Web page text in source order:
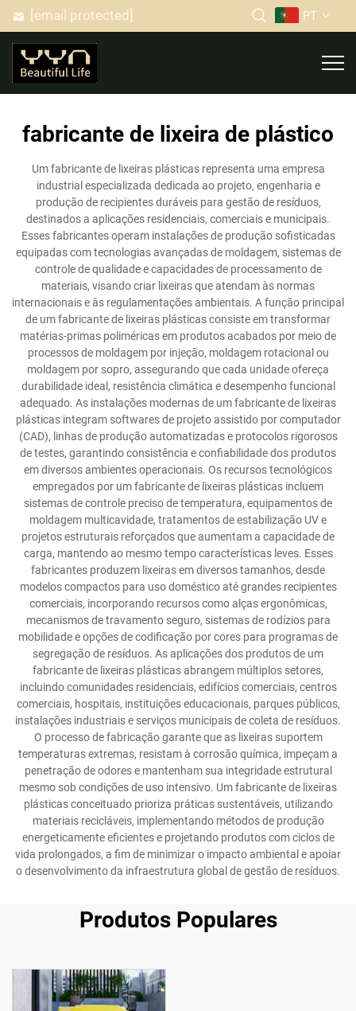
[email protected] PT
fabricante de lixeira de plástico
Um fabricante de lixeiras plásticas representa uma empresa
industrial especializada dedicada ao projeto, engenharia e
produção de recipientes duráveis para gestão de resíduos,
destinados a aplicações residenciais, comerciais e municipais.
Esses fabricantes operam instalações de produção sofisticadas
equipadas com tecnologias avançadas de moldagem, sistemas de
controle de qualidade e capacidades de processamento de
materiais, visando criar lixeiras que atendam às normas
internacionais e às regulamentações ambientais. A função principal
de um fabricante de lixeiras plásticas consiste em transformar
matérias-primas poliméricas em produtos acabados por meio de
processos de moldagem por injeção, moldagem rotacional ou
moldagem por sopro, assegurando que cada unidade ofereça
durabilidade ideal, resistência climática e desempenho funcional
adequado. As instalações modernas de um fabricante de lixeiras
plásticas integram softwares de projeto assistido por computador
(CAD), linhas de produção automatizadas e protocolos rigorosos
de testes, garantindo consistência e confiabilidade dos produtos
em diversos ambientes operacionais. Os recursos tecnológicos
empregados por um fabricante de lixeiras plásticas incluem
sistemas de controle preciso de temperatura, equipamentos de
moldagem multicavidade, tratamentos de estabilização UV e
projetos estruturais reforçados que aumentam a capacidade de
carga, mantendo ao mesmo tempo características leves. Esses
fabricantes produzem lixeiras em diversos tamanhos, desde
modelos compactos para uso doméstico até grandes recipientes
comerciais, incorporando recursos como alças ergonômicas,
mecanismos de travamento seguro, sistemas de rodízios para
mobilidade e opções de codificação por cores para programas de
segregação de resíduos. As aplicações dos produtos de um
fabricante de lixeiras plásticas abrangem múltiplos setores,
incluindo comunidades residenciais, edifícios comerciais, centros
comerciais, hospitais, instituições educacionais, parques públicos,
instalações industriais e serviços municipais de coleta de resíduos.
O processo de fabricação garante que as lixeiras suportem
temperaturas extremas, resistam à corrosão química, impeçam a
penetração de odores e mantenham sua integridade estrutural
mesmo sob condições de uso intensivo. Um fabricante de lixeiras
plásticas conceituado prioriza práticas sustentáveis, utilizando
materiais recicláveis, implementando métodos de produção
energeticamente eficientes e projetando produtos com ciclos de
vida prolongados, a fim de minimizar o impacto ambiental e apoiar
o desenvolvimento da infraestrutura global de gestão de resíduos.
Produtos Populares